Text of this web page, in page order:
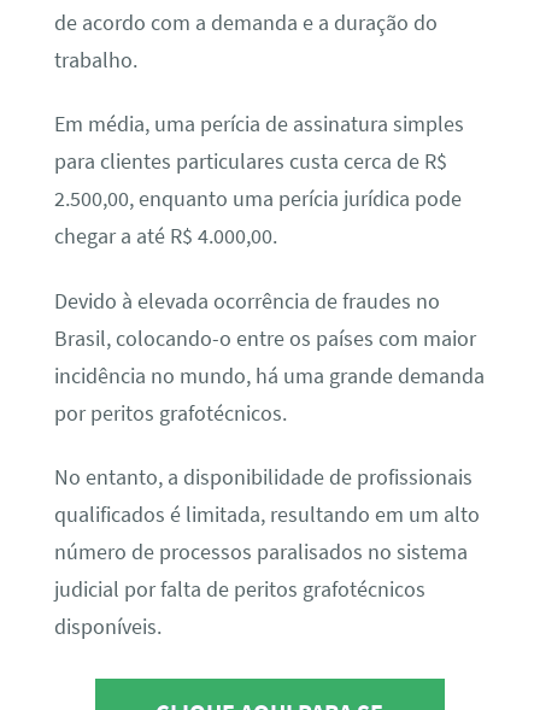
de acordo com a demanda e a duração do
trabalho.
Em média, uma perícia de assinatura simples
para clientes particulares custa cerca de R$
2.500,00, enquanto uma perícia jurídica pode
chegar a até R$ 4.000,00.
Devido à elevada ocorrência de fraudes no
Brasil, colocando-o entre os países com maior
incidência no mundo, há uma grande demanda
por peritos grafotécnicos.
No entanto, a disponibilidade de profissionais
qualificados é limitada, resultando em um alto
número de processos paralisados no sistema
judicial por falta de peritos grafotécnicos
disponíveis.